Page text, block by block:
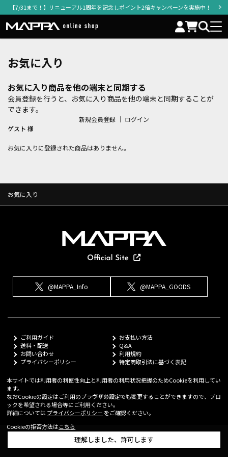
【7/31まで！】リニューアル1周年を記念しポイント2倍キャンペーンを実施中！
お気に入り
お気に入り商品を他の端末と同期する
会員登録を行うと、お気に入り商品を他の端末と同期することが
できます。
新規会員登録 ｜ ログイン
ゲスト 様
お気に入りに登録された商品はありません。
お気に入り
@MAPPA_Info @MAPPA_GOODS
ご利用ガイド
お支払い方法
送料・配送
Q&A
お問い合わせ
利用規約
プライバシーポリシー
特定商取引法に基づく表記
© MAPPA Co.,LTD
本サイトでは利用者の利便性向上と利用者の利用状況把握のためCookieを利用してい
ます。
なおCookieの設定はご利用のブラウザの設定でも変更することができますので、ブロ
ックを希望される場合等にご利用ください。
詳細については プライバシーポリシー をご確認ください。
Cookieの拒否方法はこちら
理解しました、許可します